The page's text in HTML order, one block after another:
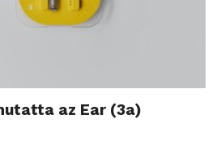
az Ear (3a)